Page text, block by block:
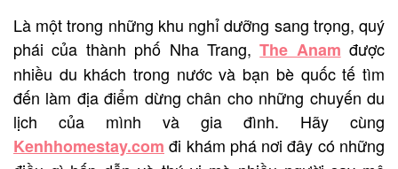
Là một trong những khu nghỉ dưỡng sang trọng, quý
phái của thành phố Nha Trang,The Anam được
nhiều du khách trong nước và bạn bè quốc tế tìm
đến làm địa điểm dừng chân cho những chuyến du
lịch của mình và gia đình. Hãy cùng
Kenhhomestay.com đi khám phá nơi đây có những